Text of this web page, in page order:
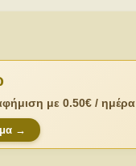
με 0.50€ / ημέρα
→